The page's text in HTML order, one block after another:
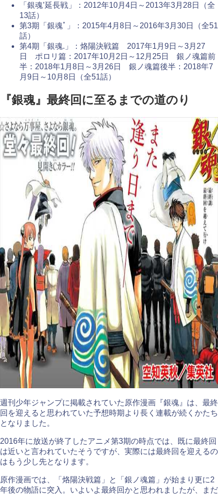
「銀魂’延長戦」：2012年10月4日～2013年3月28日（全
13話）
第3期「銀魂ﾟ」：2015年4月8日～2016年3月30日（全51
話）
第4期「銀魂.」：烙陽決戦篇 2017年1月9日～3月27
日 ポロリ篇：2017年10月2日～12月25日 銀ノ魂篇前
半：2018年1月8日～3月26日 銀ノ魂篇後半：2018年7
月9日～10月8日（全51話）
『銀魂』最終回に至るまでの道のり
週刊少年ジャンプに掲載されていた原作漫画『銀魂』は、最終
回を迎えると思われていた予想時期より長く連載が続くかたち
となりました。
2016年に放送が終了したアニメ第3期の時点では、既に最終回
は近いと言われていたそうですが、実際には最終回を迎えるの
はもう少し先となります。
原作漫画では、「烙陽決戦篇」と「銀ノ魂篇」が始まり更に2
年後の物語に突入。いよいよ最終回かと思われましたが、まだ